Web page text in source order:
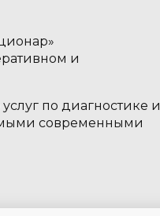
и
по диагностике и
современными